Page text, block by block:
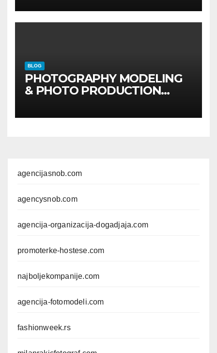
BLOG
PHOTOGRAPHY MODELING
& PHOTO PRODUCTION
kroz foto modele,
agencijasnob.com
agencysnob.com
agencija-organizacija-dogadjaja.com
promoterke-hostese.com
najboljekompanije.com
agencija-fotomodeli.com
fashionweek.rs